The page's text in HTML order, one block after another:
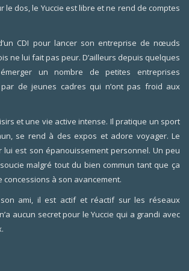
le dos, le Yuccie est libre et ne rend de comptes
CDI pour lancer son entreprise de nœuds
ne lui fait pas peur. D’ailleurs depuis quelques
un nombre de petites entreprises
de jeunes cadres qui n’ont pas froid aux
et une vie active intense. Il pratique un sport
se rend à des expos et adore voyager. Le
lui est son épanouissement personnel. Un peu
malgré tout du bien commun tant que ça
concessions à son avancement.
ami, il est actif et réactif sur les réseaux
aucun secret pour le Yuccie qui a grandi avec